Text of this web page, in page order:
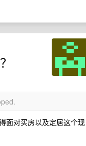
面对买房以及定居这个现